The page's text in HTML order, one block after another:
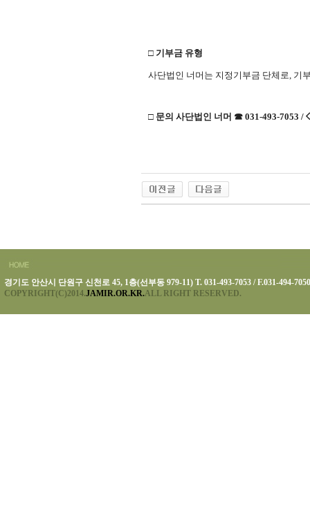
□ 기부금 유형
사단법인 너머는 지정기부금 단체로, 기
□ 문의 사단법인 너머 ☎ 031-493-7053
경기도 안산시 단원구 신천로 45, 1층(선부동 979-11) T. 031-493-7053 / F.031-494-7050
COPYRIGHT(C)2014.JAMIR.OR.KR.ALL RIGHT RESERVED.